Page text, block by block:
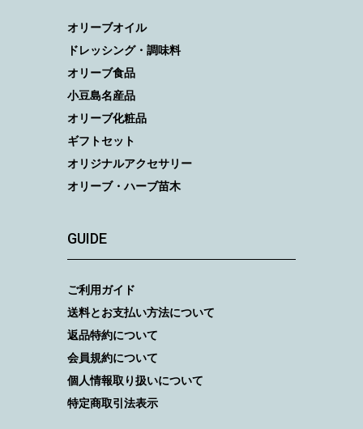
オリーブオイル
ドレッシング・調味料
オリーブ食品
小豆島名産品
オリーブ化粧品
ギフトセット
オリジナルアクセサリー
オリーブ・ハーブ苗木
GUIDE
ご利用ガイド
送料とお支払い方法について
返品特約について
会員規約について
個人情報取り扱いについて
特定商取引法表示